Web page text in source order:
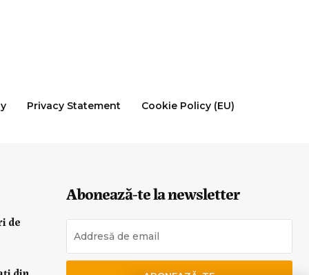
Privacy Statement Cookie Policy (EU)
de
Abonează-te la newsletter